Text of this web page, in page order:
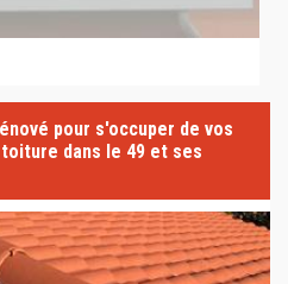
pour s'occuper de vos
dans le 49 et ses